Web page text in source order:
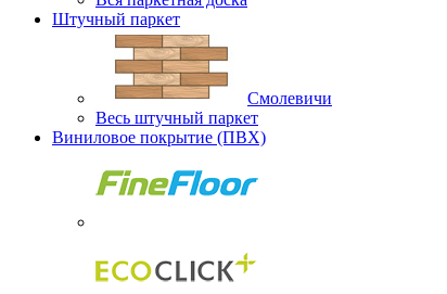
Штучный паркет
Смолевичи
Весь штучный паркет
Виниловое покрытие (ПВХ)